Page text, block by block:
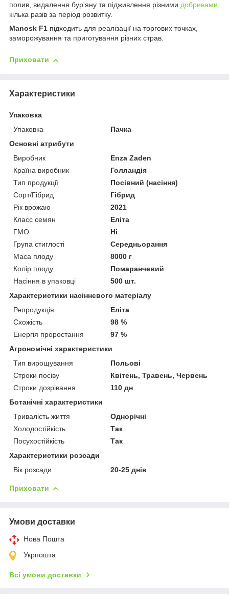
полив, видалення бур'яну та підживлення різними добривами
кілька разів за період розвитку.
Manosk F1 підходить для реалізації на торгових точках,
заморожування та приготування різних страв.
Приховати
Характеристики
Упаковка
Упаковка
Пачка
Основні атрибути
Виробник
Enza Zaden
Країна виробник
Голландія
Тип продукції
Посівний (насіння)
Сорт/Гібрид
Гібрид
Рік врожаю
2021
Класс семян
Еліта
ГМО
Ні
Група стиглості
Середньорання
Маса плоду
8000 г
Колір плоду
Помаранчевий
Насіння в упаковці
500 шт.
Характеристики насіннєвого матеріалу
Репродукція
Еліта
Схожість
98 %
Енергія проростання
97 %
Агрономічні характеристики
Тип вирощування
Польові
Строки посіву
Квітень, Травень, Червень
Строки дозрівання
110 дн
Ботанічні характеристики
Тривалість життя
Однорічні
Холодостійкість
Так
Посухостійкість
Так
Характеристики розсади
Вік розсади
20-25 днів
Приховати
Умови доставки
Нова Пошта
Укрпошта
Всі умови доставки